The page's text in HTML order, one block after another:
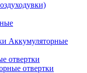
Аккумуляторные
отвертки
отвертки